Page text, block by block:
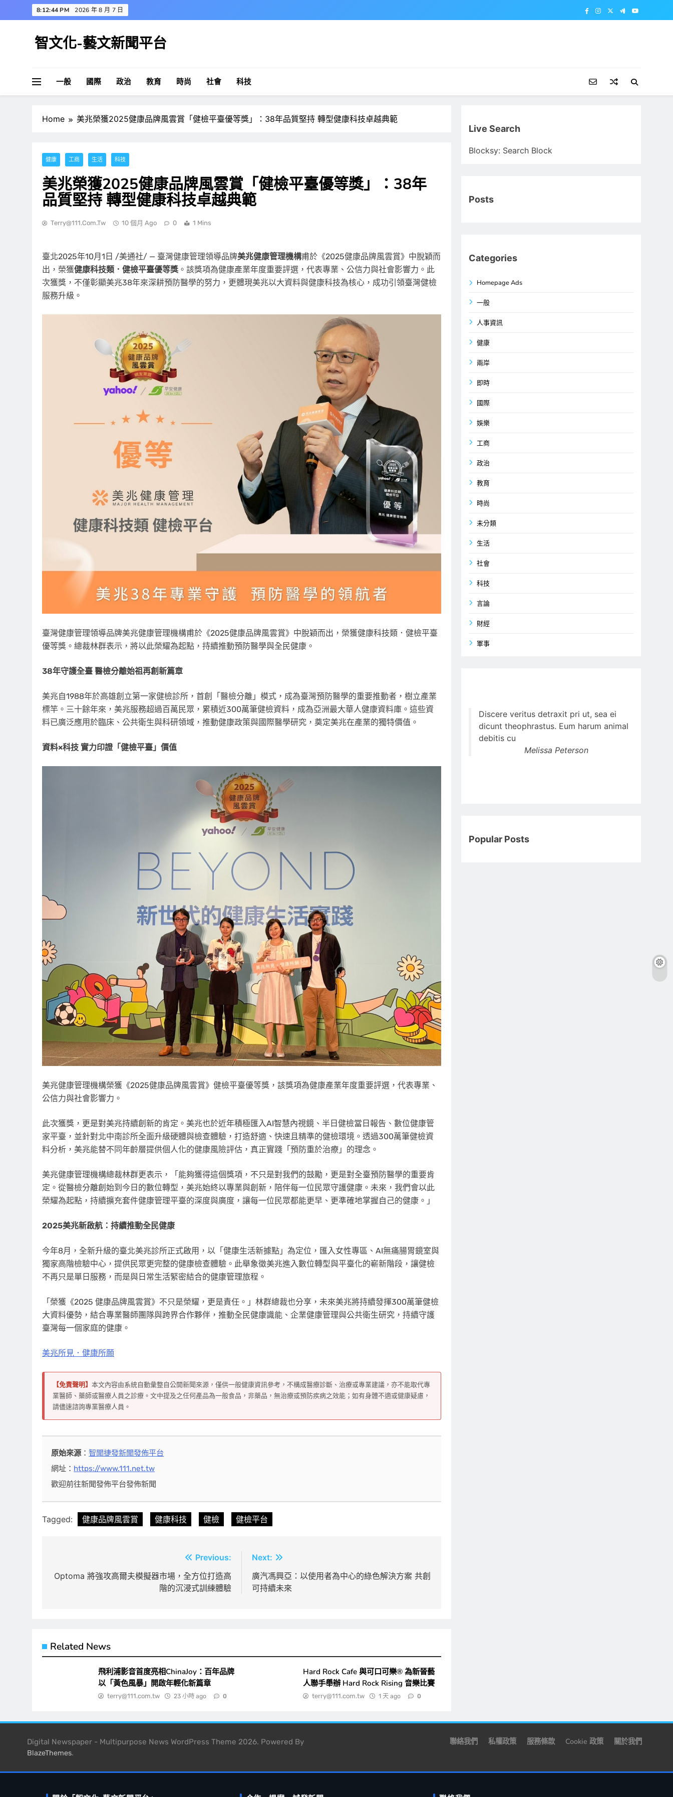
to
8:12:45 PM 2026 年 8 月 7 日
智文化-藝文新聞平台
一般 國際 政治 教育 時尚 社會 科技
Home 美兆榮獲2025健康品牌風雲賞「健檢平臺優等獎」：38年品質堅持 轉型健康科技卓越典範
健康 工商 生活 科技
美兆榮獲2025健康品牌風雲賞「健檢平臺優等獎」：38年
品質堅持 轉型健康科技卓越典範
Terry@111.com.tw 10 個月 Ago 0 1 Mins
臺北2025年10月1日 /美通社/ — 臺灣健康管理領導品牌美兆健康管理機構甫於《2025健康品牌風雲賞》中脫穎而
出，榮獲健康科技類．健檢平臺優等獎 。該獎項為健康產業年度重要評選，代表專業、公信力與社會影響力。此
次獲獎，不僅彰顯美兆38年來深耕預防醫學的努力，更體現美兆以大資料與健康科技為核心，成功引領臺灣健檢
服務升級。
臺灣健康管理領導品牌美兆健康管理機構甫於《2025健康品牌風雲賞》中脫穎而出，榮獲健康科技類．健檢平臺
優等獎。總裁林群表示，將以此榮耀為起點，持續推動預防醫學與全民健康。
38年守護全臺 醫檢分離始祖再創新篇章
美兆自1988年於高雄創立第一家健檢診所，首創「醫檢分離」模式，成為臺灣預防醫學的重要推動者，樹立產業
標竿。三十餘年來，美兆服務超過百萬民眾，累積近300萬筆健檢資料，成為亞洲最大華人健康資料庫。這些資
料已廣泛應用於臨床、公共衛生與科研領域，推動健康政策與國際醫學研究，奠定美兆在產業的獨特價值。
資料×科技 實力印證「健檢平臺」價值
美兆健康管理機構榮獲《2025健康品牌風雲賞》健檢平臺優等獎，該獎項為健康產業年度重要評選，代表專業、
公信力與社會影響力。
此次獲獎，更是對美兆持續創新的肯定。美兆也於近年積極匯入AI智慧內視鏡、半日健檢當日報告、數位健康管
家平臺，並針對北中南診所全面升級硬體與檢查體驗，打造舒適、快速且精準的健檢環境。透過300萬筆健檢資
料分析，美兆能替不同年齡層提供個人化的健康風險評估，真正實踐「預防重於治療」的理念。
美兆健康管理機構總裁林群更表示，「能夠獲得這個獎項，不只是對我們的鼓勵，更是對全臺預防醫學的重要肯
定。從醫檢分離創始到今日的數位轉型，美兆始終以專業與創新，陪伴每一位民眾守護健康。未來，我們會以此
榮耀為起點，持續擴充套件健康管理平臺的深度與廣度，讓每一位民眾都能更早、更準確地掌握自己的健康。」
2025美兆新啟航：持續推動全民健康
今年8月，全新升級的臺北美兆診所正式啟用，以「健康生活新據點」為定位，匯入女性專區、AI無痛腸胃鏡室與
獨家高階檢驗中心，提供民眾更完整的健康檢查體驗。此舉象徵美兆進入數位轉型與平臺化的嶄新階段，讓健檢
不再只是單日服務，而是與日常生活緊密結合的健康管理旅程。
「榮獲《2025 健康品牌風雲賞》不只是榮耀，更是責任。」林群總裁也分享，未來美兆將持續發揮300萬筆健檢
大資料優勢，結合專業醫師團隊與跨界合作夥伴，推動全民健康識能、企業健康管理與公共衛生研究，持續守護
臺灣每一個家庭的健康。
美兆所見．健康所願
【免責聲明】 本文內容由系統自動彙整自公開新聞來源，僅供一般健康資訊參考，不構成醫療診斷、治療或專業建議，亦不能取代專
業醫師、藥師或醫療人員之診療。文中提及之任何產品為一般食品，非藥品，無治療或預防疾病之效能；如有身體不適或健康疑慮，
請儘速諮詢專業醫療人員。
原始來源 ：智聞捷發新聞發佈平台
網址： https://www.111.net.tw
歡迎前往新聞發佈平台發佈新聞
Tagged: 健康品牌風雲賞 健康科技 健檢 健檢平台
章
Previous:
Optoma 將強攻高爾夫模擬器市場，全方位打造高
階的沉浸式訓練體驗
Next:
廣汽馮興亞：以使用者為中心的綠色解決方案 共創
可持續未來
Related News
飛利浦影音首度亮相ChinaJoy：百年品牌
以「黃色風暴」開啟年輕化新篇章
terry@111.com.tw 23 小時 ago 0
Hard Rock Cafe 與可口可樂® 為新晉藝
人聯手舉辦 Hard Rock Rising 音樂比賽
terry@111.com.tw 1 天 ago 0
Live Search
Blocksy: Search Block
Posts
Categories
Homepage Ads
一般
人事資訊
健康
兩岸
即時
國際
娛樂
工商
政治
教育
時尚
未分類
生活
社會
科技
言論
財經
軍事
Discere veritus detraxit pri ut, sea ei
dicunt theophrastus. Eum harum animal
debitis cu
Melissa Peterson
Popular Posts
Digital Newspaper - Multipurpose News WordPress Theme 2026. Powered By
BlazeThemes.
聯絡我們 私權政策 服務條款 Cookie 政策 關於我們